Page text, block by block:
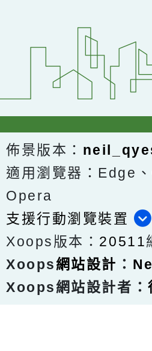
佈景版本：
適用瀏覽器：Edge
Opera
支援行動瀏覽裝置
Xoops版本： 20511
Xoops網站設計 ：
Xoops網站設計者：